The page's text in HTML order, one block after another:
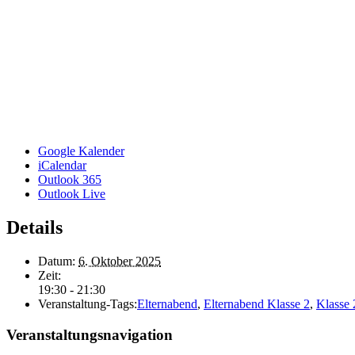
Google Kalender
iCalendar
Outlook 365
Outlook Live
Details
Datum: 6. Oktober 2025
Zeit:
19:30 - 21:30
Veranstaltung-Tags:Elternabend, Elternabend Klasse 2, Klasse
Veranstaltungsnavigation